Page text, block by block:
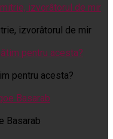
izvorâtorul de mir
pentru acesta?
Basarab